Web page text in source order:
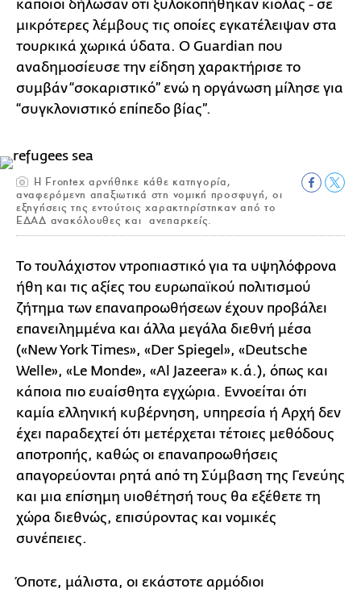
κάποιοι δήλωσαν ότι ξυλοκοπήθηκαν κιόλας - σε
μικρότερες λέμβους τις οποίες εγκατέλειψαν στα
τουρκικά χωρικά ύδατα. Ο Guardian που
αναδημοσίευσε την είδηση χαρακτήρισε το
συμβάν “σοκαριστικό” ενώ η οργάνωση μίλησε για
“συγκλονιστικό επίπεδο βίας”.
Η Frontex αρνήθηκε κάθε κατηγορία,
αναφερόμενη απαξιωτικά στη νομική προσφυγή, οι
εξηγήσεις της εντούτοις χαρακτηρίστηκαν από το
ΕΔΑΔ ανακόλουθες και ανεπαρκείς.
Το τουλάχιστον ντροπιαστικό για τα υψηλόφρονα
ήθη και τις αξίες του ευρωπαϊκού πολιτισμού
ζήτημα των επαναπροωθήσεων έχουν προβάλει
επανειλημμένα και άλλα μεγάλα διεθνή μέσα
(«New York Times», «Der Spiegel», «Deutsche
Welle», «Le Monde», «Al Jazeera» κ.ά.), όπως και
κάποια πιο ευαίσθητα εγχώρια. Εννοείται ότι
καμία ελληνική κυβέρνηση, υπηρεσία ή Aρχή δεν
έχει παραδεχτεί ότι μετέρχεται τέτοιες μεθόδους
αποτροπής, καθώς οι επαναπροωθήσεις
απαγορεύονται ρητά από τη Σύμβαση της Γενεύης
και μια επίσημη υιοθέτησή τους θα εξέθετε τη
χώρα διεθνώς, επισύροντας και νομικές
συνέπειες.
Όποτε, μάλιστα, οι εκάστοτε αρμόδιοι